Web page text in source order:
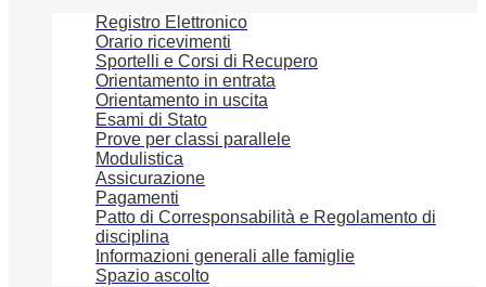
Registro Elettronico
Orario ricevimenti
Sportelli e Corsi di Recupero
Orientamento in entrata
Orientamento in uscita
Esami di Stato
Prove per classi parallele
Modulistica
Assicurazione
Pagamenti
Patto di Corresponsabilità e Regolamento di
disciplina
Informazioni generali alle famiglie
Spazio ascolto